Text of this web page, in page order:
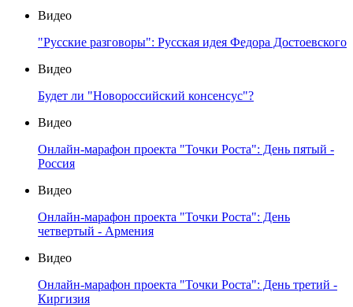
Видео
"Русские разговоры": Русская идея Федора Достоевского
Видео
Будет ли "Новороссийский консенсус"?
Видео
Онлайн-марафон проекта "Точки Роста": День пятый -
Россия
Видео
Онлайн-марафон проекта "Точки Роста": День
четвертый - Армения
Видео
Онлайн-марафон проекта "Точки Роста": День третий -
Киргизия